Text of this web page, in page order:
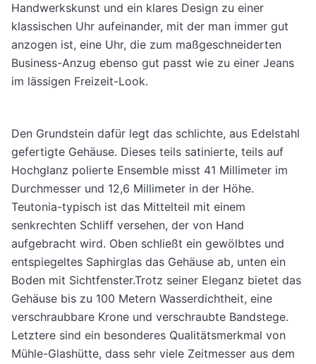
Handwerkskunst und ein klares Design zu einer
klassischen Uhr aufeinander, mit der man immer gut
anzogen ist, eine Uhr, die zum maßgeschneiderten
Business-Anzug ebenso gut passt wie zu einer Jeans
im lässigen Freizeit-Look.
Den Grundstein dafür legt das schlichte, aus Edelstahl
gefertigte Gehäuse. Dieses teils satinierte, teils auf
Hochglanz polierte Ensemble misst 41 Millimeter im
Durchmesser und 12,6 Millimeter in der Höhe.
Teutonia-typisch ist das Mittelteil mit einem
senkrechten Schliff versehen, der von Hand
aufgebracht wird. Oben schließt ein gewölbtes und
entspiegeltes Saphirglas das Gehäuse ab, unten ein
Boden mit Sichtfenster.Trotz seiner Eleganz bietet das
Gehäuse bis zu 100 Metern Wasserdichtheit, eine
verschraubbare Krone und verschraubte Bandstege.
Letztere sind ein besonderes Qualitätsmerkmal von
Mühle-Glashütte, dass sehr viele Zeitmesser aus dem